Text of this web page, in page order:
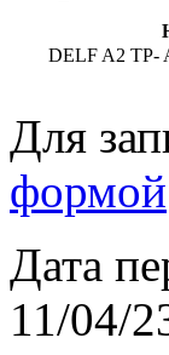
DELF A2 TP-
Для
формой
Дата
11/04/